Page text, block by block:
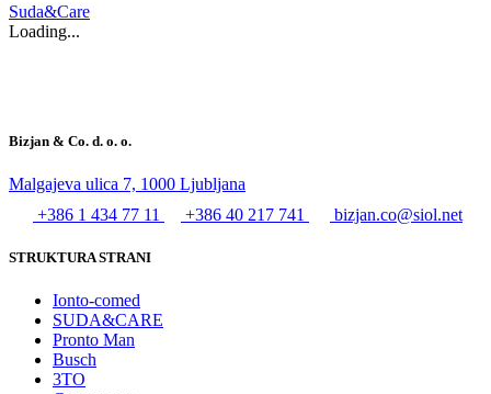
Suda&Care
Loading...
Bizjan & Co. d. o. o.
Malgajeva ulica 7, 1000 Ljubljana
+386 1 434 77 11
+386 40 217 741 bizjan.co@siol.net
STRUKTURA STRANI
Ionto-comed
SUDA&CARE
Pronto Man
Busch
3TO